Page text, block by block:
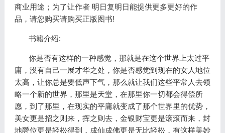
商业用途；为了让作者 明日复明日能提供更多更好的作
品，请您购买请购买正版图书!
书籍介绍:
你是否有这样的一种感觉，那就是在这个世界上太过平
庸，没有自己一展才华之处，你是否感觉到现在的女人地位
太高，让你总是要低声下气，那么就让我们这些平常人去领
略一个新的世界，那里是天堂，在那里你一切都会得偿所
愿，到了那里，在现实的平庸就变成了那个世界里的优势，
美女更是招之则来，挥之则去，金银财宝更是滚滚而来，封
地爵位更是轻松得到，成仙成佛更是无比轻松，有这样美妙